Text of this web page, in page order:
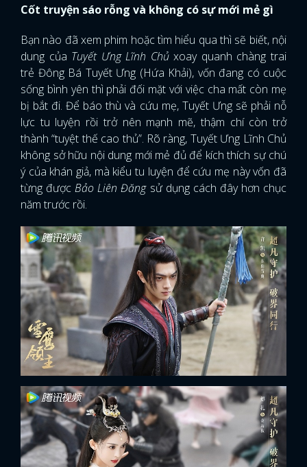
Cốt truyện sáo rỗng và không có sự mới mẻ gì
Bạn nào đã xem phim hoặc tìm hiểu qua thì sẽ biết, nội
dung của Tuyết Ưng Lĩnh Chủxoay quanh chàng trai
trẻ Đông Bá Tuyết Ưng (Hứa Khải), vốn đang có cuộc
sống bình yên thì phải đối mặt với việc cha mất còn mẹ
bị bắt đi. Để báo thù và cứu mẹ, Tuyết Ưng sẽ phải nỗ
lực tu luyện rồi trở nên mạnh mẽ, thậm chí còn trở
thành “tuyệt thế cao thủ”. Rõ ràng, Tuyết Ưng Lĩnh Chủ
không sở hữu nội dung mới mẻ đủ để kích thích sự chú
ý của khán giả, mà kiểu tu luyện để cứu mẹ này vốn đã
từng đượcBảo Liên Đăng sử dụng cách đây hơn chục
năm trước rồi.